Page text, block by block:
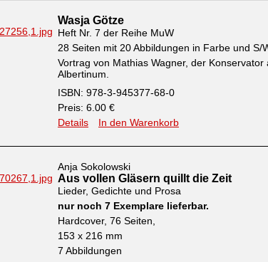
Wasja Götze
Heft Nr. 7 der Reihe MuW
28 Seiten mit 20 Abbildungen in Farbe und S/
Vortrag von Mathias Wagner, der Konservator
Albertinum.
ISBN: 978-3-945377-68-0
Preis: 6.00 €
Details
In den Warenkorb
Anja Sokolowski
Aus vollen Gläsern quillt die Zeit
Lieder, Gedichte und Prosa
nur noch 7 Exemplare lieferbar.
Hardcover, 76 Seiten,
153 x 216 mm
7 Abbildungen